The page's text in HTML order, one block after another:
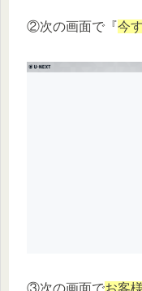
②次の画面で『今
③次の画面でお客